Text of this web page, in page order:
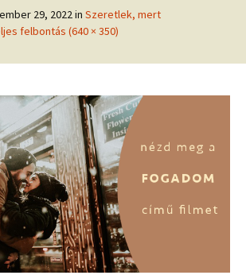
29, 2022in Szeretlek, mert
felbontás (640 × 350)